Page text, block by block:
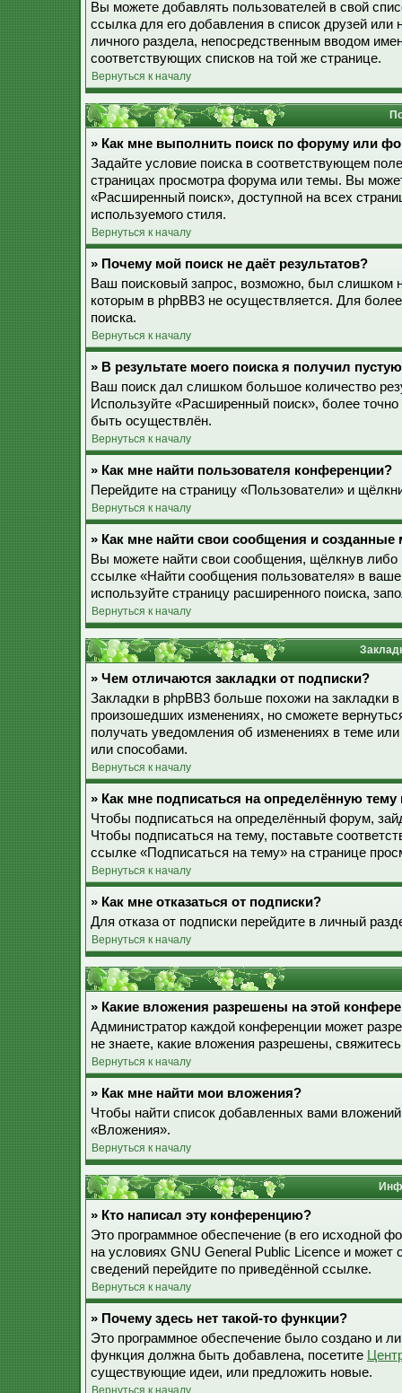
Вы можете добавлять пользователей в свой
ссылка для его добавления в список друзей или
личного раздела, непосредственным вводом
соответствующих списков на той же странице.
Вернуться к началу
» Как мне выполнить поиск по форуму или
Задайте условие поиска в соответствующем
страницах просмотра форума или темы. Вы
«Расширенный поиск», доступной на всех
используемого стиля.
Вернуться к началу
» Почему мой поиск не даёт результатов?
Ваш поисковый запрос, возможно, был слишком
которым в phpBB3 не осуществляется. Для
поиска.
Вернуться к началу
» В результате моего поиска я получил
Ваш поиск дал слишком большое количество
Используйте «Расширенный поиск», более
быть осуществлён.
Вернуться к началу
» Как мне найти пользователя конференции?
Перейдите на страницу «Пользователи» и
Вернуться к началу
» Как мне найти свои сообщения и
Вы можете найти свои сообщения, щёлкнув
ссылке «Найти сообщения пользователя» в
используйте страницу расширенного поиска,
Вернуться к началу
» Чем отличаются закладки от подписки?
Закладки в phpBB3 больше похожи на
произошедших изменениях, но сможете
получать уведомления об изменениях в теме
или способами.
Вернуться к началу
» Как мне подписаться на определённую
Чтобы подписаться на определённый форум,
Чтобы подписаться на тему, поставьте
ссылке «Подписаться на тему» на странице
Вернуться к началу
» Как мне отказаться от подписки?
Для отказа от подписки перейдите в личный
Вернуться к началу
» Какие вложения разрешены на этой
Администратор каждой конференции может
не знаете, какие вложения разрешены,
Вернуться к началу
» Как мне найти мои вложения?
Чтобы найти список добавленных вами
«Вложения».
Вернуться к началу
» Кто написал эту конференцию?
Это программное обеспечение (в его исходной
на условиях GNU General Public Licence и
сведений перейдите по приведённой ссылке.
Вернуться к началу
» Почему здесь нет такой-то функции?
Это программное обеспечение было создано и
функция должна быть добавлена, посетите
существующие идеи, или предложить новые.
Вернуться к началу